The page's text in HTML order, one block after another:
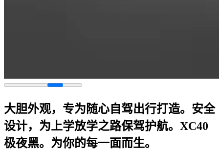
大胆外观，专为随心自驾出行打造。安全
设计，为上学放学之路保驾护航。XC40
极夜黑。为你的每一面而生。